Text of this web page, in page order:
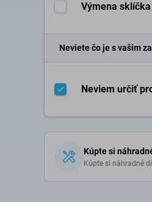
Výmena
Neviete čo je s vašim
Neviem určiť
Kúpte si
Kúpte si náhradné